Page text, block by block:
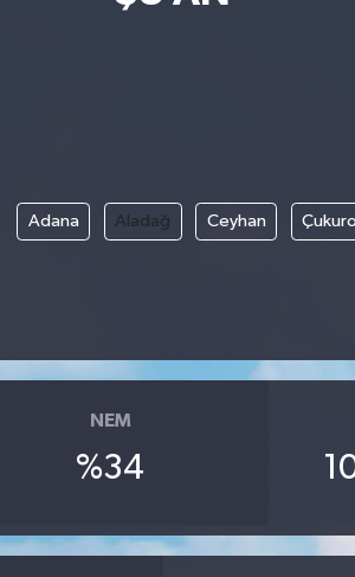
Adana Aladağ Ceyhan
NEM
%34